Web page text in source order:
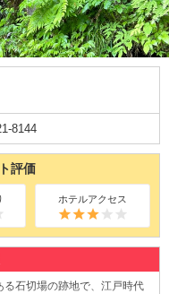
8144
評価
ホテルアクセス
る石切場の跡地で、江戸時代